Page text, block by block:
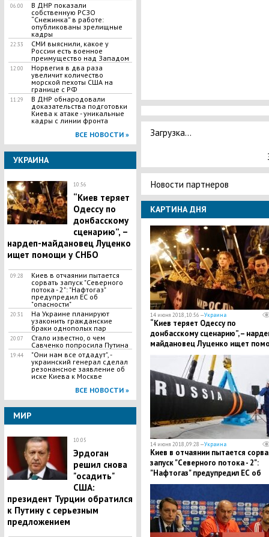
06:00
В ДНР показали
собственную РСЗО
“Снежинка” в работе:
опубликованы зрелищные
кадры
22:33
СМИ выяснили, какое у
России есть военное
преимущество над Западом
12:00
Норвегия в два раза
увеличит количество
морской пехоты США на
границе с РФ
11:29
В ДНР обнародовали
доказательства подготовки
Киева к атаке - уникальные
кадры с линии фронта
ВСЕ НОВОСТИ »
УКРАИНА
10:56
“Киев теряет
Одессу по
донбасскому
сценарию”, –
нардеп-майдановец Луценко
ищет помощи у СНБО
09:28
Киев в отчаянии пытается
сорвать запуск "Северного
потока - 2": "Нафтогаз"
предупредил ЕС об
"опасности"
20:31
На Украине планируют
узаконить гражданские
браки однополых пар
20:07
Стало известно, о чем
Савченко попросила Путина
19:44
"Они нам все отдадут", -
украинский генерал сделал
резонансное заявление об
иске Киева к Москве
ВСЕ НОВОСТИ »
МИР
10:05
Эрдоган
решил снова
"осадить"
США:
президент Турции обратился
к Путину с серьезным
предложением
Загрузка...
Новости партнеров
КАРТИНА ДНЯ
14 июня 2018, 10:56 —Украина
“Киев теряет Одессу по
донбасскому сценарию”, –
майдановец Луценко ищет
14 июня 2018, 09:28 —Украина
Киев в отчаянии пытается
запуск "Северного потока - 2":
"Нафтогаз" предупредил ЕС об
"опасности"